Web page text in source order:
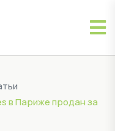
в Париже продан за